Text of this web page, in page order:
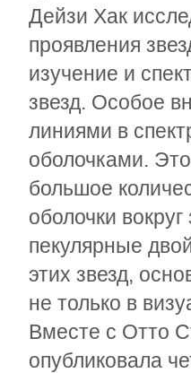
Дейзи Хак
проявления
изучение и
звезд. Особое
линиями в
оболочками.
большое
оболочки
пекулярные
этих звезд,
не только в
Вместе с Отто
опубликовала